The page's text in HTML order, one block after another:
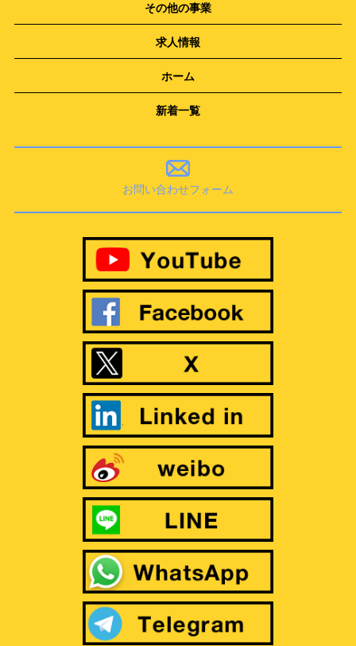
その他の事業
求人情報
ホーム
新着一覧
お問い合わせフォーム